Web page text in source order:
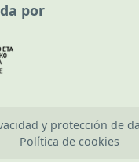
por
y protección de
Política de cookies